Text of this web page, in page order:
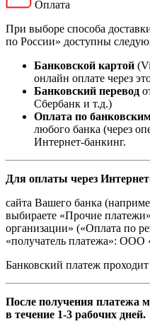
Оплата
При выборе способа
по России» доступны
Банковской картой
онлайн оплате через
Банковский перевод
Сбербанк и т.д.)
Оплата по
любого банка (через
Интернет-банкинг.
Для оплаты через
сайта Вашего банка
выбираете «Прочие
организации» («Оплата по
«получатель платежа»:
Банковский платеж
После получения платежа
в течение 1-3 рабочих дней.